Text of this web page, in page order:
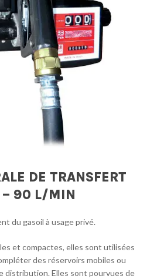
DE TRANSFERT
– 90 L/MIN
du gasoil à usage privé.
et compactes, elles sont utilisées
des réservoirs mobiles ou
distribution. Elles sont pourvues de